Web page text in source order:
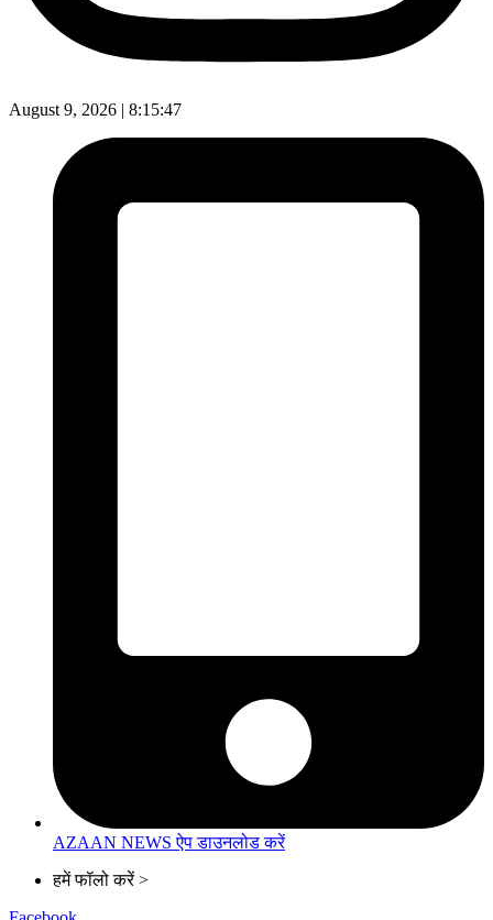
August 9, 2026 | 8:15:48
AZAAN NEWS ऐप डाउनलोड करें
हमें फॉलो करें >